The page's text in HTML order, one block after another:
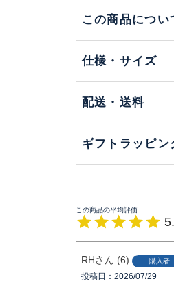
この商品につい
仕様・サイズ
配送・送料
ギフトラッピン
RH 6 購入者
投稿日
2026/07/29